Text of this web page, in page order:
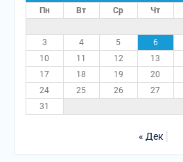
Пн Вт Ср Чт
3
4 5 6
10
11 12 13
17
18 19 20
24
25 26 27
31
« Дек